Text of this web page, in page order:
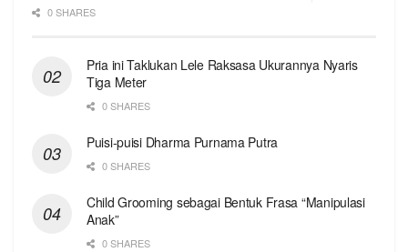
0 SHARES
Pria ini Taklukan Lele Raksasa Ukurannya Nyaris
Tiga Meter
0 SHARES
Puisi-puisi Dharma Purnama Putra
0 SHARES
Child Grooming sebagai Bentuk Frasa “Manipulasi
Anak”
0 SHARES